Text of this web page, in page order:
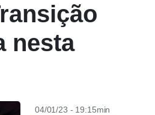
nesta
04/01/23 - 19:15min